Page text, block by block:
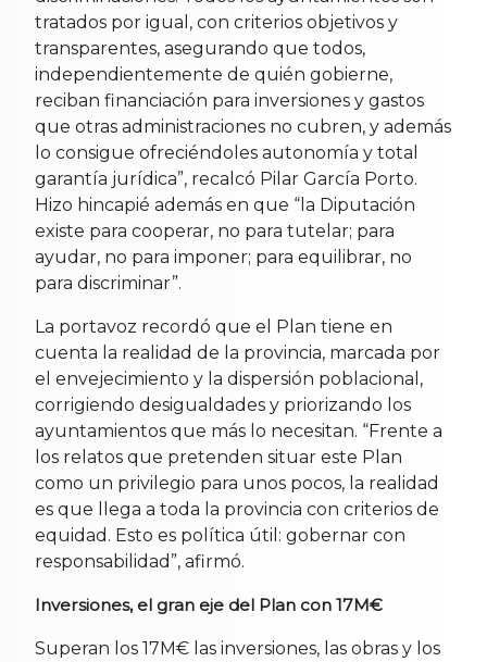
tratados por igual, con criterios objetivos y
transparentes, asegurando que todos,
independientemente de quién gobierne,
reciban financiación para inversiones y gastos
que otras administraciones no cubren, y además
lo consigue ofreciéndoles autonomía y total
garantía jurídica”, recalcó Pilar García Porto.
Hizo hincapié además en que “la Diputación
existe para cooperar, no para tutelar; para
ayudar, no para imponer; para equilibrar, no
para discriminar”.
La portavoz recordó que el Plan tiene en
cuenta la realidad de la provincia, marcada por
el envejecimiento y la dispersión poblacional,
corrigiendo desigualdades y priorizando los
ayuntamientos que más lo necesitan. “Frente a
los relatos que pretenden situar este Plan
como un privilegio para unos pocos, la realidad
es que llega a toda la provincia con criterios de
equidad. Esto es política útil: gobernar con
responsabilidad”, afirmó.
Inversiones, el gran eje del Plan con 17M€
Superan los 17M€ las inversiones, las obras y los